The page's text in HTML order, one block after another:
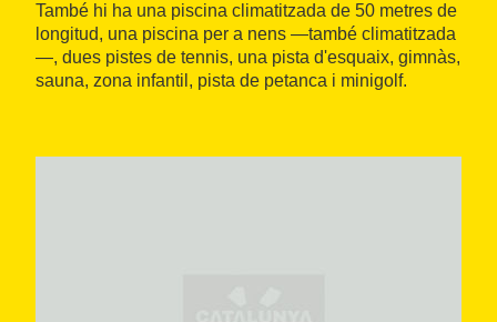
També hi ha una piscina climatitzada de 50 metres de
longitud, una piscina per a nens —també climatitzada
—, dues pistes de tennis, una pista d'esquaix, gimnàs,
sauna, zona infantil, pista de petanca i minigolf.